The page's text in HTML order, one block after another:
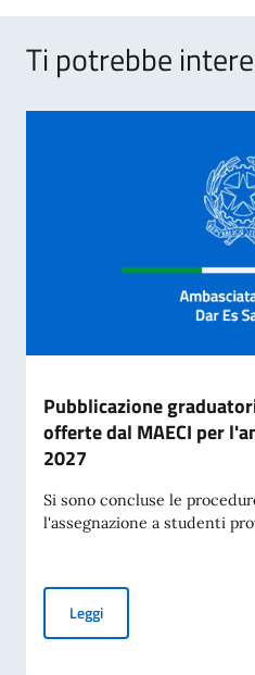
Ti potrebbe
Pubblicazione
offerte dal MAECI per
2027
Si sono concluse le
l'assegnazione a studenti
LeggiPubblicazione